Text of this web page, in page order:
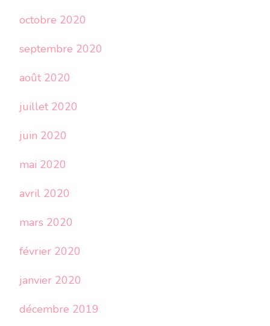
octobre 2020
septembre 2020
août 2020
juillet 2020
juin 2020
mai 2020
avril 2020
mars 2020
février 2020
janvier 2020
décembre 2019